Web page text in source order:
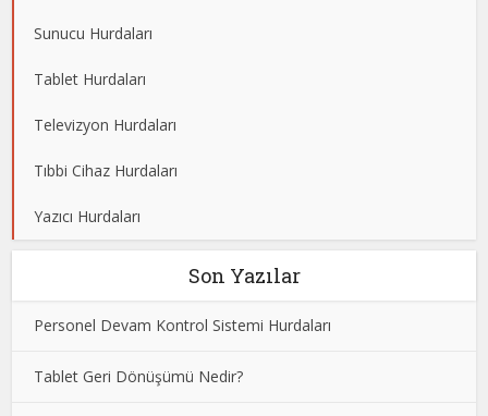
Sunucu Hurdaları
Tablet Hurdaları
Televizyon Hurdaları
Tıbbi Cihaz Hurdaları
Yazıcı Hurdaları
Son Yazılar
Personel Devam Kontrol Sistemi Hurdaları
Tablet Geri Dönüşümü Nedir?